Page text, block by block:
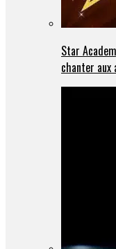
Star
chanter aux